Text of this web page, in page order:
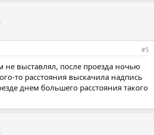
#5
не выставлял, после проезда ночью
то расстояния выскачила надпись
днем большего расстояния такого